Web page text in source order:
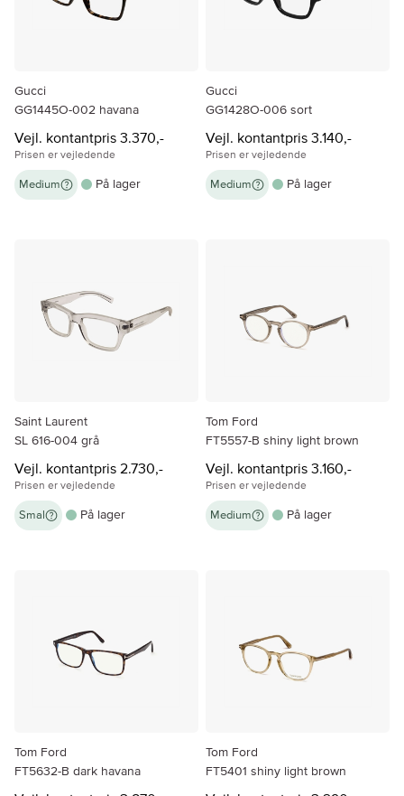
Gucci
GG1445O-002 havana
Vejl. kontantpris 3.370,-
Prisen er vejledende
Medium På lager
Gucci
GG1428O-006 sort
Vejl. kontantpris 3.140,-
Prisen er vejledende
Medium På lager
Saint Laurent
SL 616-004 grå
Vejl. kontantpris 2.730,-
Prisen er vejledende
Smal På lager
Tom Ford
FT5557-B shiny light brown
Vejl. kontantpris 3.160,-
Prisen er vejledende
Medium På lager
Tom Ford
FT5632-B dark havana
Tom Ford
FT5401 shiny light brown